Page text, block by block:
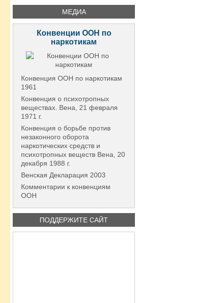
МЕДИА
Конвенции ООН по
наркотикам
Конвенция ООН по наркотикам
1961
Конвенция о психотропных
веществах. Вена, 21 февраля
1971 г.
Конвенция о борьбе против
незаконного оборота
наркотических средств и
психотропных веществ Вена, 20
декабря 1988 г.
Венская Декларация 2003
Комментарии к конвенциям
ООН
ПОДДЕРЖИТЕ САЙТ